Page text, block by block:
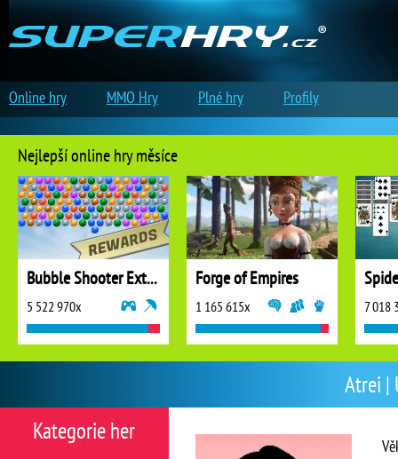
Atrei |
Kategorie her
Nejlepší online hry měsíce
Bubble Shooter Extreme
5 522 970x
Forge of Empires
1 165 615x 7 018
Online hry MMO Hry Plné hry Profily